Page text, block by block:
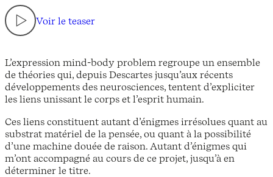
Voir le teaser
L’expression mind-body problem regroupe un ensemble
de théories qui, depuis Descartes jusqu’aux récents
développements des neurosciences, tentent d’expliciter
les liens unissant le corps et l’esprit humain.
Ces liens constituent autant d’énigmes irrésolues quant au
substrat matériel de la pensée, ou quant à la possibilité
d’une machine douée de raison. Autant d’énigmes qui
m’ont accompagné au cours de ce projet, jusqu’à en
déterminer le titre.